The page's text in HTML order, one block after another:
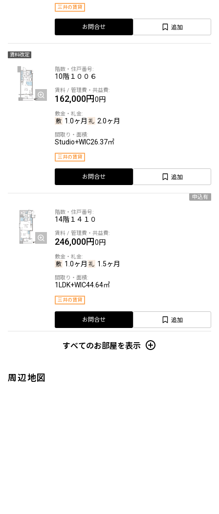
三井の賃貸
お問合せ 追加
賃料改定
10階 １００６
162,000円0円
1.0ヶ月 2.0ヶ月
Studio+WIC26.37㎡
三井の賃貸
お問合せ 追加
申込有
14階 １４１０
246,000円0円
1.0ヶ月 1.5ヶ月
1LDK+WIC44.64㎡
三井の賃貸
お問合せ 追加
すべてのお部屋を表示
周辺地図